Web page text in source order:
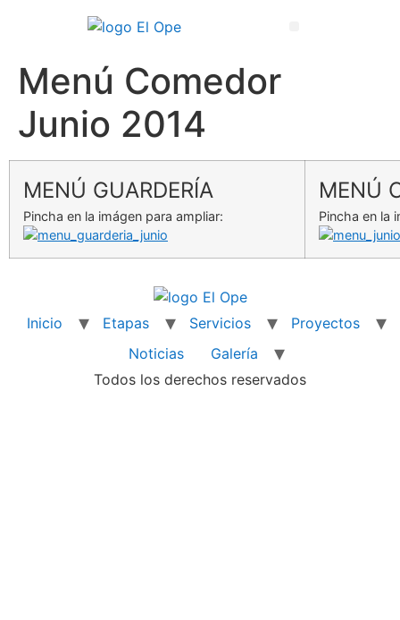
Menú Comedor
Junio 2014
MENÚ GUARDERÍA
Pincha en la imágen para ampliar:
MENÚ
Pincha en la
Inicio Etapas Servicios
Proyectos
Noticias
Galería
Todos los derechos reservados